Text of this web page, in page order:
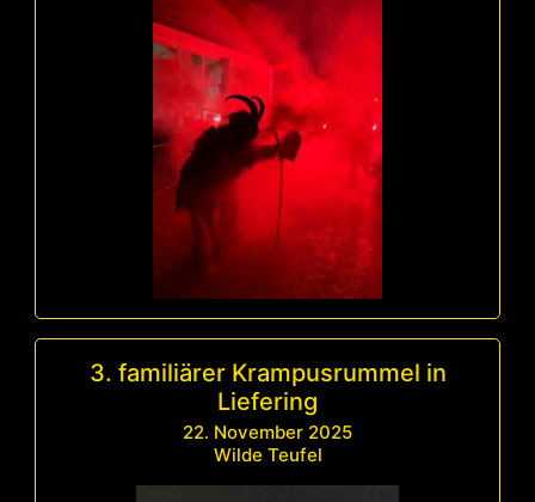
3. familiärer Krampusrummel in
Liefering
22. November 2025
Wilde Teufel